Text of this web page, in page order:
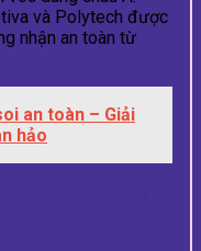
và Polytech được
nhận an toàn từ
an toàn – Giải
hảo